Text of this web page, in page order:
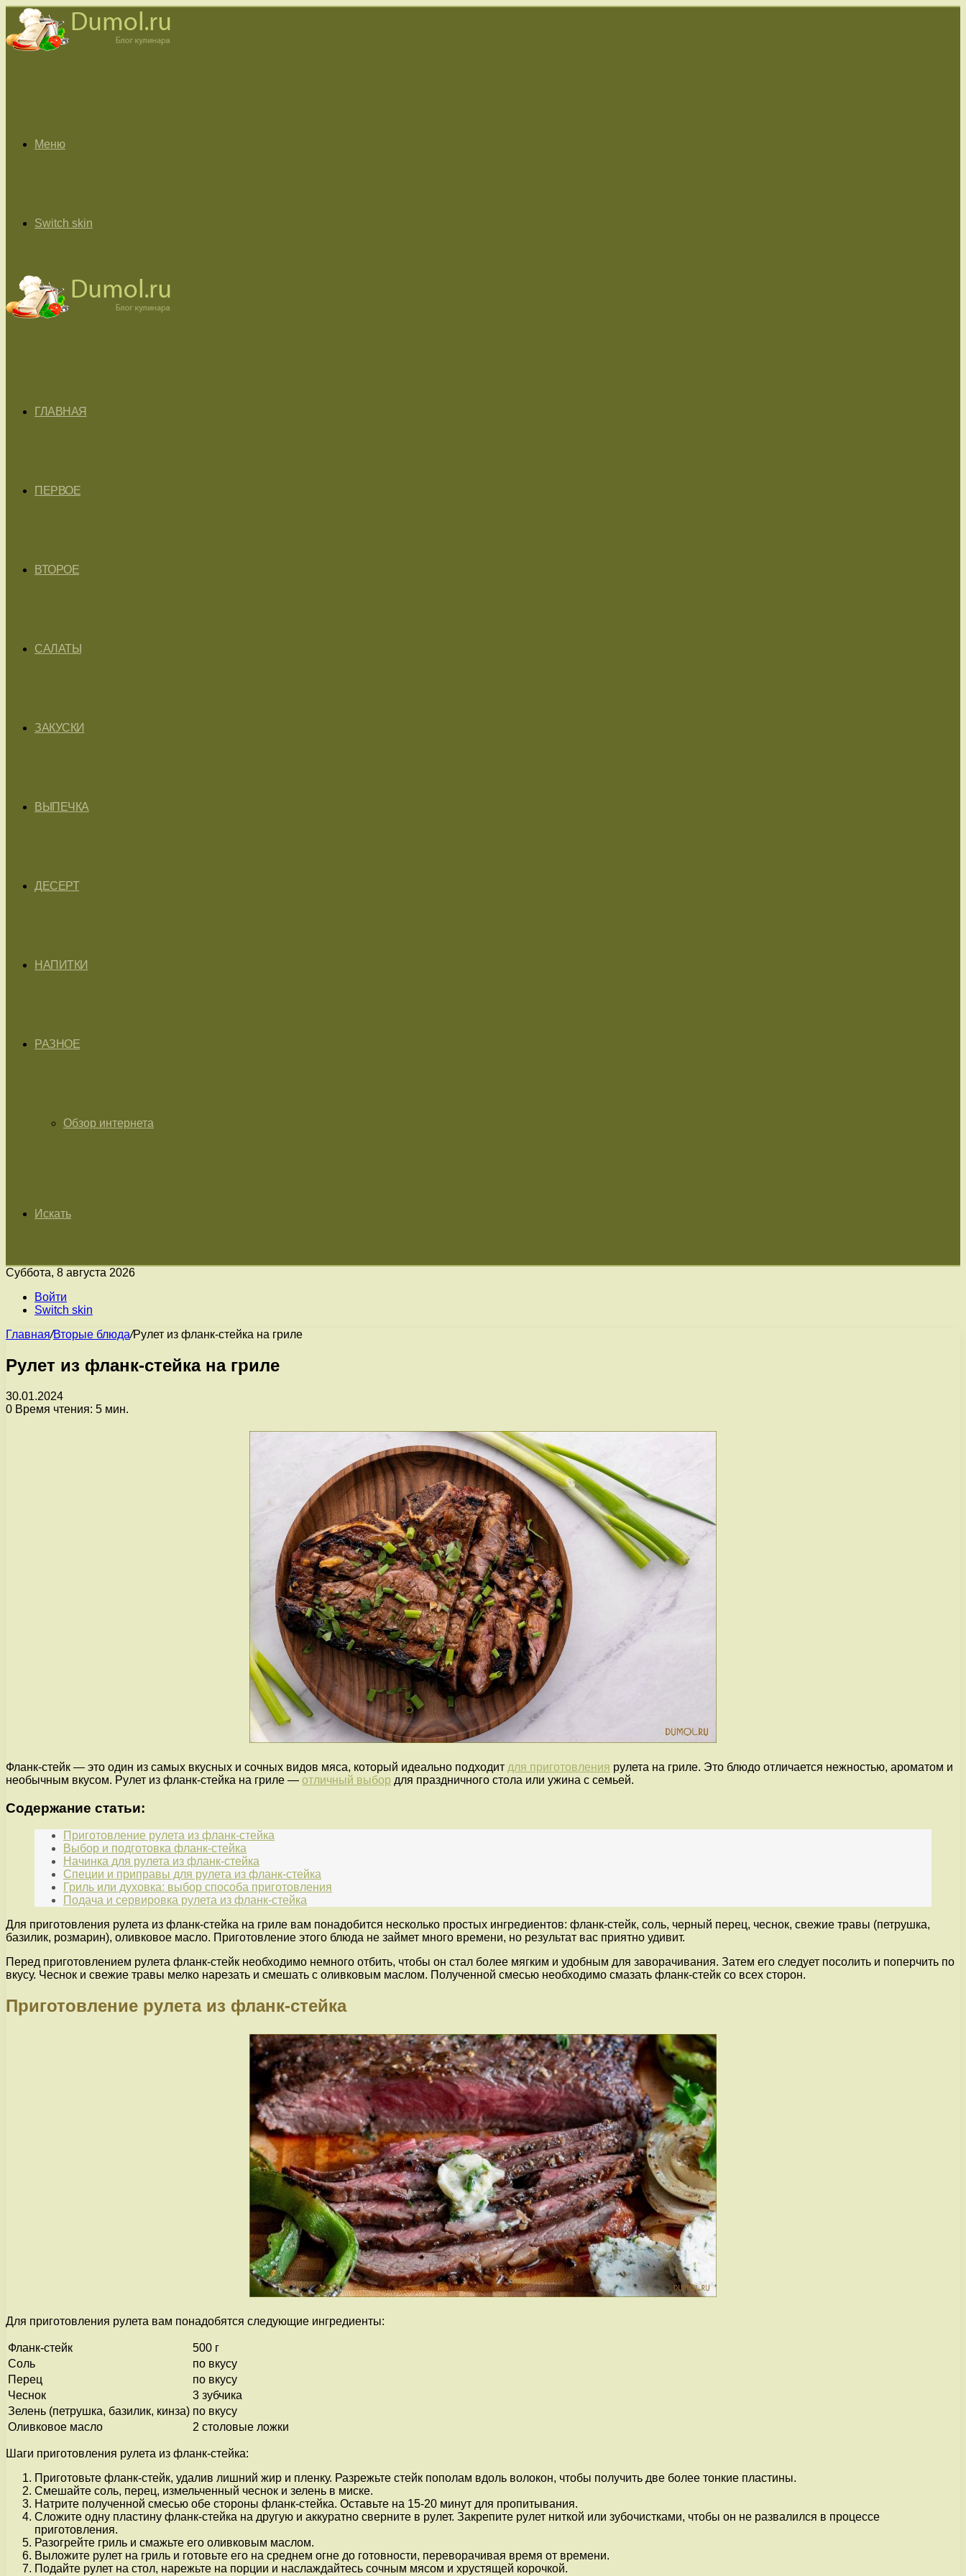
Меню
Switch skin
ГЛАВНАЯ
ПЕРВОЕ
ВТОРОЕ
САЛАТЫ
ЗАКУСКИ
ВЫПЕЧКА
ДЕСЕРТ
НАПИТКИ
РАЗНОЕ
Обзор интернета
Искать
Суббота, 8 августа 2026
Войти
Switch skin
Главная/Вторые блюда/Рулет из фланк-стейка на гриле
Рулет из фланк-стейка на гриле
30.01.2024
0 Время чтения: 5 мин.
Фланк-стейк — это один из самых вкусных и сочных видов мяса, который идеально подходит для приготовления рулета на гриле. Это блюдо отличается нежностью, ароматом и
необычным вкусом. Рулет из фланк-стейка на гриле — отличный выбор для праздничного стола или ужина с семьей.
Содержание статьи:
Приготовление рулета из фланк-стейка
Выбор и подготовка фланк-стейка
Начинка для рулета из фланк-стейка
Специи и приправы для рулета из фланк-стейка
Гриль или духовка: выбор способа приготовления
Подача и сервировка рулета из фланк-стейка
Для приготовления рулета из фланк-стейка на гриле вам понадобится несколько простых ингредиентов: фланк-стейк, соль, черный перец, чеснок, свежие травы (петрушка,
базилик, розмарин), оливковое масло. Приготовление этого блюда не займет много времени, но результат вас приятно удивит.
Перед приготовлением рулета фланк-стейк необходимо немного отбить, чтобы он стал более мягким и удобным для заворачивания. Затем его следует посолить и поперчить по
вкусу. Чеснок и свежие травы мелко нарезать и смешать с оливковым маслом. Полученной смесью необходимо смазать фланк-стейк со всех сторон.
Приготовление рулета из фланк-стейка
Для приготовления рулета вам понадобятся следующие ингредиенты:
Фланк-стейк
500 г
Соль
по вкусу
Перец
по вкусу
Чеснок
3 зубчика
Зелень (петрушка, базилик, кинза) по вкусу
Оливковое масло
2 столовые ложки
Шаги приготовления рулета из фланк-стейка:
Приготовьте фланк-стейк, удалив лишний жир и пленку. Разрежьте стейк пополам вдоль волокон, чтобы получить две более тонкие пластины.
Смешайте соль, перец, измельченный чеснок и зелень в миске.
Натрите полученной смесью обе стороны фланк-стейка. Оставьте на 15-20 минут для пропитывания.
Сложите одну пластину фланк-стейка на другую и аккуратно сверните в рулет. Закрепите рулет ниткой или зубочистками, чтобы он не развалился в процессе
приготовления.
Разогрейте гриль и смажьте его оливковым маслом.
Выложите рулет на гриль и готовьте его на среднем огне до готовности, переворачивая время от времени.
Подайте рулет на стол, нарежьте на порции и наслаждайтесь сочным мясом и хрустящей корочкой.